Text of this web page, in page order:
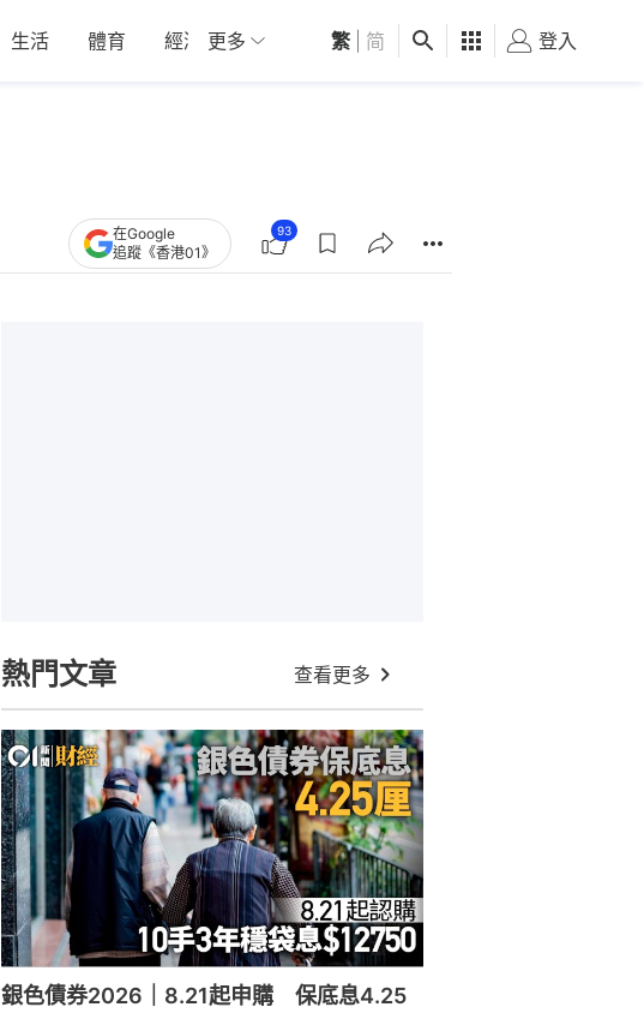
生活 體育 經濟 01深圳 觀點 健康 好食玩飛
更多 繁 简 登入
在Google
追蹤《香港01》
93
熱門文章 查看更多
銀色債券2026｜8.21起申購 保底息4.25